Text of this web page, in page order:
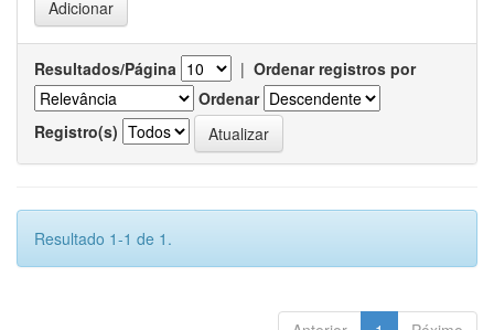
Resultados/Página | Ordenar registros por
Ordenar
Registro(s)
Resultado 1-1 de 1.